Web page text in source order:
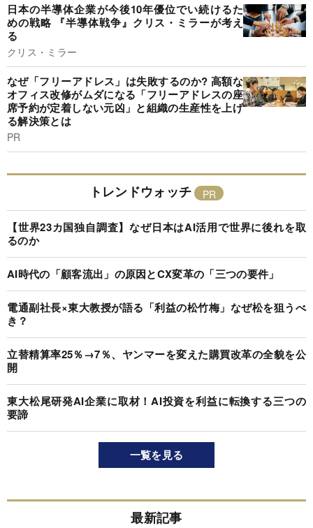
日本の半導体企業が今後10年優位でい続けるた
めの戦略 『半導体戦争』クリス・ミラーが考え
る
クリス・ミラー
なぜ「フリーアドレス」は失敗するのか? 高額な
オフィス改修がムダになる「フリーアドレスの座
席予約が定着しない元凶」と組織の生産性を上げ
る解決策とは
PR
トレンドウォッチ
【世界23カ国独自調査】なぜ日本はAI活用で世界に後れを取
るのか
AI時代の「顧客流出」の原因とCX変革の「三つの要件」
電通副社長×東大教授が語る「利益の松竹梅」なぜ松を狙うべ
き？
立替精算率25％→7％、ヤンマーを変えた購買改革の全貌を公
開
東大松尾研発AI企業に取材！AI投資を利益に転換する三つの
要諦
一覧を見る
最新記事